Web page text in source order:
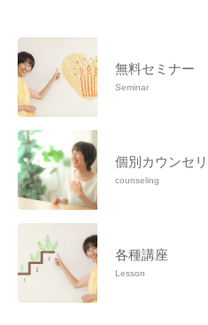
無料セミナー
Seminar
個別カウンセ
counseling
各種講座
Lesson